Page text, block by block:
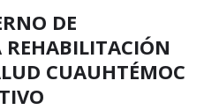
DE
CUAUHTÉMOC